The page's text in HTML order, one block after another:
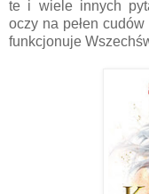
te i wiele innych
oczy na pełen
funkcjonuje